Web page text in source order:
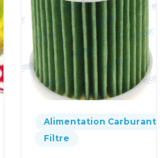
Alimentation Carburant
Filtre